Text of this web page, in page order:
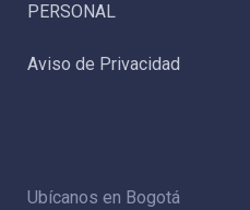
PERSONAL
Aviso de Privacidad
Ubícanos en Bogotá